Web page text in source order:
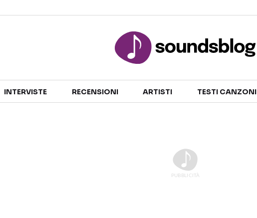
TALENT SHOW
INTERVISTE RECENSIONI ARTISTI TESTI CANZONI